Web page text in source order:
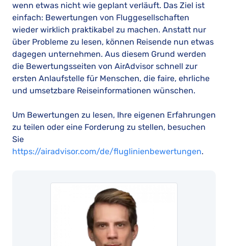
wenn etwas nicht wie geplant verläuft. Das Ziel ist
einfach: Bewertungen von Fluggesellschaften
wieder wirklich praktikabel zu machen. Anstatt nur
über Probleme zu lesen, können Reisende nun etwas
dagegen unternehmen. Aus diesem Grund werden
die Bewertungsseiten von AirAdvisor schnell zur
ersten Anlaufstelle für Menschen, die faire, ehrliche
und umsetzbare Reiseinformationen wünschen.
Um Bewertungen zu lesen, Ihre eigenen Erfahrungen
zu teilen oder eine Forderung zu stellen, besuchen
Sie
https://airadvisor.com/de/fluglinienbewertungen.